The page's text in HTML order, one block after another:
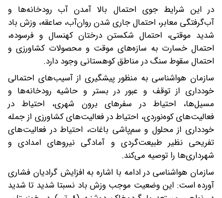
در این شرایط جوی احتمال بالا آمدن آب رودخانه‌ها و
آب‌گرفتگی معابر، احتمال جاری شدن روان‌آب، صاعقه، وزش باد
شدید موقتی، احتمال شکستن درختان کهنسال و فرسوده،
احتمال خسارت به سازه‌های موقت و محصولات کشاورزی و
احتمال سقوط سنگ در مناطق کوهستانی وجود دارد.
سازمان هواشناسی به منظور پیشگیری از آسیب‌های احتمالی
خودداری از توقف و عبور در بستر و حاشیه رودخانه‌ها و
مسیل‌ها، احتیاط در سفرهای برون شهری، احتیاط در
فعالیت‌های کوه‌نوردی، احتیاط در فعالیت‌های کشاورزی از جمله
خودداری از محلول و سم‌پاشی باغات، احتیاط در فعالیت‌های
تفریحی نظیر طبیعت‌گردی و آمادگی نیروهای امدادی و
شهرداری‌ها را توصیه می‌کند.
سازمان هواشناسی در ادامه با اشاره به افزایش گرادیان فشاری
آورده است: این وضعیت موجب وزش باد نسبتا شدید تا شدید